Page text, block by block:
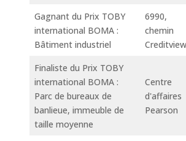
Gagnant du Prix TOBY
international BOMA :
Bâtiment industriel
6990,
chemin
Creditview
Finaliste du Prix TOBY
international BOMA :
Parc de bureaux de
banlieue, immeuble de
taille moyenne
Centre
d'affaires
Pearson